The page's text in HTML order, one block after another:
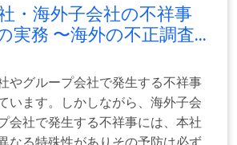
・海外子会社の不祥事
実務 〜海外の不正調査...
やグループ会社で発生する不祥事
います。しかしながら、海外子会
会社で発生する不祥事には、本社
なる特殊性がありその予防は必ず